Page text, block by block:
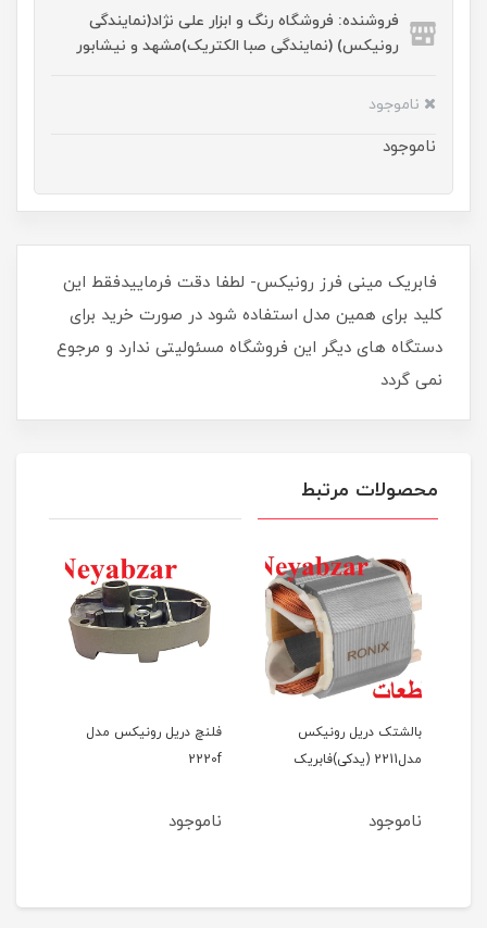
فروشنده: فروشگاه رنگ و ابزار علی نژاد(نمایندگی
رونیکس) (نمایندگی صبا الکتریک)مشهد و نیشابور
ناموجود
ناموجود
فابریک مینی فرز رونیکس- لطفا دقت فرماییدفقط این
کلید برای همین مدل استفاده شود در صورت خرید برای
دستگاه های دیگر این فروشگاه مسئولیتی ندارد و مرجوع
نمی گردد
محصولات مرتبط
بالشتک دریل رونیکس
مدل2211 (یدکی)فابریک
ناموجود
فلنچ دریل رونیکس مدل
2220f
ناموجود